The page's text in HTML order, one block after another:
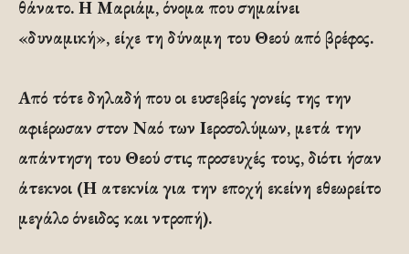
θάνατο. Η Μαριάμ, όνομα που σημαίνει
«δυναμική», είχε τη δύναμη του Θεού από βρέφος.
Από τότε δηλαδή που οι ευσεβείς γονείς της την
αφιέρωσαν στον Ναό των Ιεροσολύμων, μετά την
απάντηση του Θεού στις προσευχές τους, διότι ήσαν
άτεκνοι (Η ατεκνία για την εποχή εκείνη εθεωρείτο
μεγάλο όνειδος και ντροπή).